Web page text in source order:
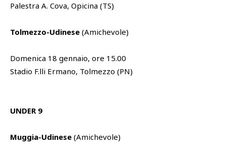
Palestra A. Cova, Opicina (TS)
Tolmezzo-Udinese (Amichevole)
Domenica 18 gennaio, ore 15.00
Stadio F.lli Ermano, Tolmezzo (PN)
UNDER 9
Muggia-Udinese (Amichevole)